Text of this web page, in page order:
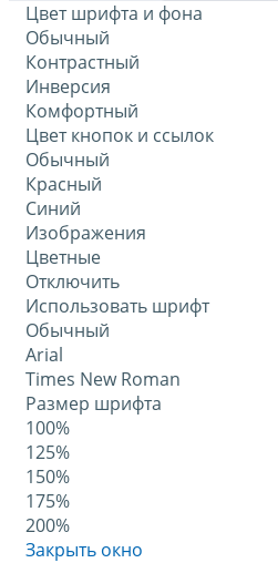
Цвет шрифта и фона
Обычный
Контрастный
Инверсия
Комфортный
Цвет кнопок и ссылок
Обычный
Красный
Синий
Изображения
Цветные
Отключить
Использовать шрифт
Обычный
Arial
Times New Roman
Размер шрифта
100%
125%
150%
175%
200%
Закрыть окно